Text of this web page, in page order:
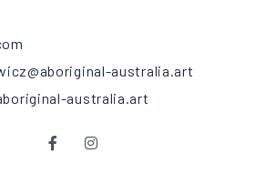
australia.art
australia.art